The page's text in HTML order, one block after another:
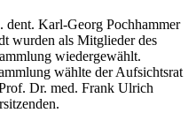
dent. Karl-Georg Pochhammer
wurden als Mitglieder des
wiedergewählt.
wählte der Aufsichtsrat
Dr. med. Frank Ulrich